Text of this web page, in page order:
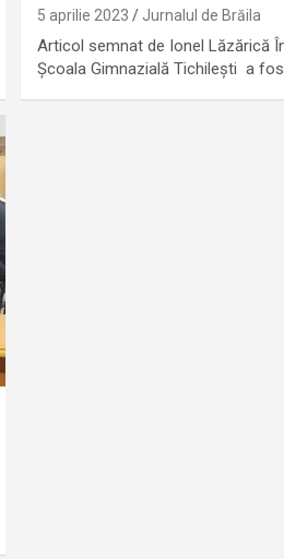
5 aprilie 2023 Jurnalul de Brăila
Articol semnat de Ionel Lăzărică
Școala Gimnazială Tichilești a